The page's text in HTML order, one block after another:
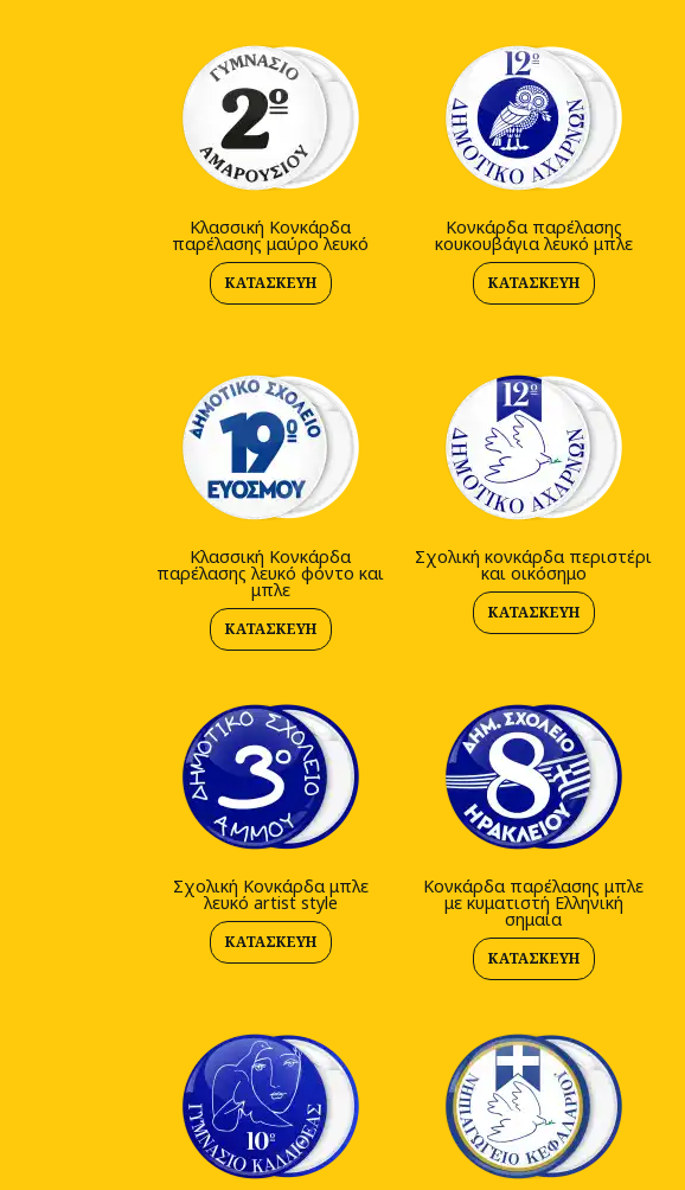
Kλασσική Κονκάρδα
παρέλασης μαύρο λευκό
ΚΑΤΑΣΚΕΥΉ
Κονκάρδα παρέλασης
κουκουβάγια λευκό μπλε
ΚΑΤΑΣΚΕΥΉ
Κλασσική Κονκάρδα
παρέλασης λευκό φόντο και
μπλε
ΚΑΤΑΣΚΕΥΉ
Σχολική κονκάρδα περιστέρι
και οικόσημο
ΚΑΤΑΣΚΕΥΉ
Σχολική Κονκάρδα μπλε
λευκό artist style
ΚΑΤΑΣΚΕΥΉ
Κονκάρδα παρέλασης μπλε
με κυματιστή Ελληνική
σημαία
ΚΑΤΑΣΚΕΥΉ